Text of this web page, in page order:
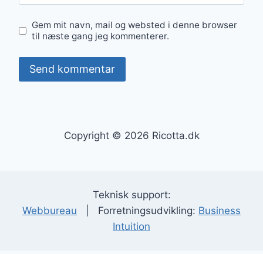
Gem mit navn, mail og websted i denne browser
til næste gang jeg kommenterer.
Copyright © 2026 Ricotta.dk
Teknisk support:
Webbureau | Forretningsudvikling: Business
Intuition